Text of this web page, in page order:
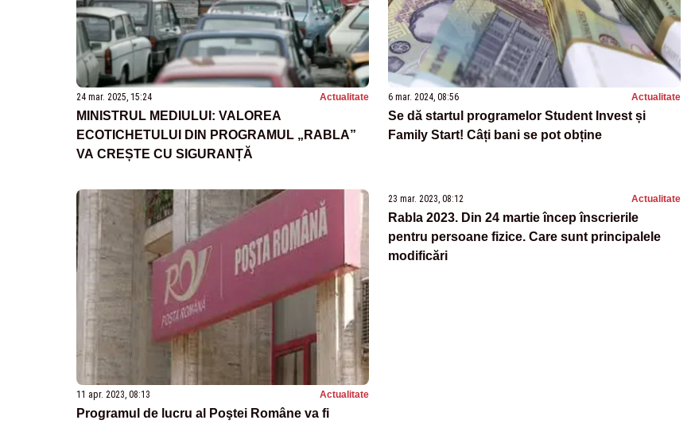
24 mar. 2025, 15:24 Actualitate
MINISTRUL MEDIULUI: VALOREA
ECOTICHETULUI DIN PROGRAMUL „RABLA”
VA CREȘTE CU SIGURANȚĂ
6 mar. 2024, 08:56 Actualitate
Se dă startul programelor Student Invest și
Family Start! Câți bani se pot obține
11 apr. 2023, 08:13 Actualitate
Programul de lucru al Poştei Române va fi
23 mar. 2023, 08:12 Actualitate
Rabla 2023. Din 24 martie încep înscrierile
pentru persoane fizice. Care sunt principalele
modificări